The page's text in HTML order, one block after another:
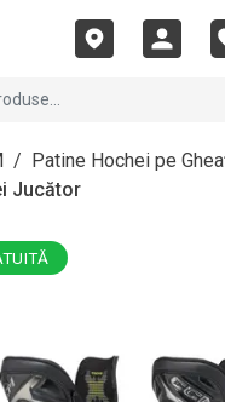
/ Patine Hochei pe
Jucător